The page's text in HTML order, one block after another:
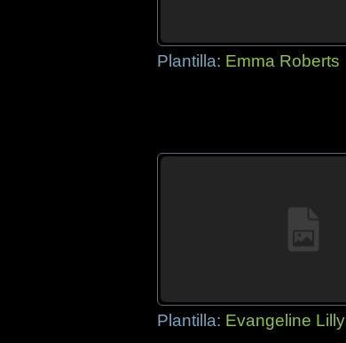
Plantilla: Emma Roberts
Plantilla: Evangeline Lilly